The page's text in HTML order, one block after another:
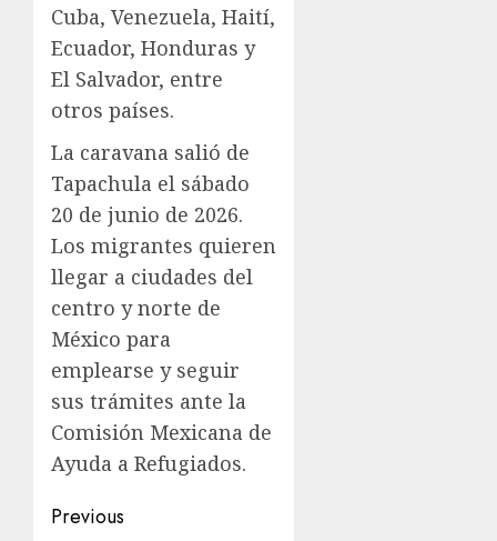
Cuba, Venezuela, Haití,
Ecuador, Honduras y
El Salvador, entre
otros países.
La caravana salió de
Tapachula el sábado
20 de junio de 2026.
Los migrantes quieren
llegar a ciudades del
centro y norte de
México para
emplearse y seguir
sus trámites ante la
Comisión Mexicana de
Ayuda a Refugiados.
Previous